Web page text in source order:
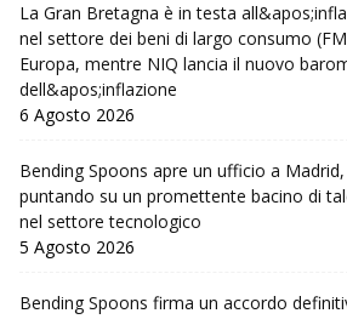
La Gran Bretagna è in testa
nel settore dei beni di largo consumo
Europa, mentre NIQ lancia il nuovo
dell&apos;inflazione
6 Agosto 2026
Bending Spoons apre un ufficio a Madrid,
puntando su un promettente bacino di
nel settore tecnologico
5 Agosto 2026
Bending Spoons firma un accordo